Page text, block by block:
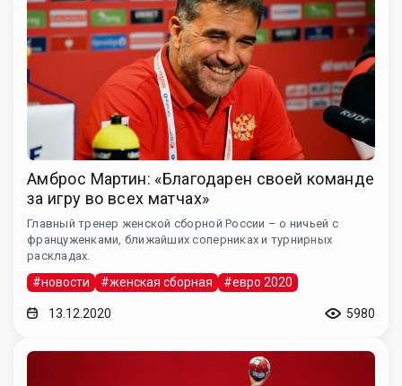
Амброс Мартин: «Благодарен своей команде
за игру во всех матчах»
Главный тренер женской сборной России – о ничьей с
француженками, ближайших соперниках и турнирных
раскладах.
#новости #женская сборная #евро 2020
13.12.2020 5980